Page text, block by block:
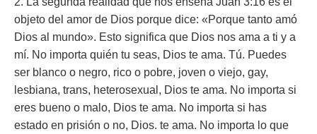
objeto del amor de Dios porque dice: «Porque tanto amó
Dios al mundo». Esto significa que Dios nos ama a ti y a
mí. No importa quién tu seas, Dios te ama. Tú. Puedes
ser blanco o negro, rico o pobre, joven o viejo, gay,
lesbiana, trans, heterosexual, Dios te ama. No importa si
eres bueno o malo, Dios te ama. No importa si has
estado en prisión o no, Dios. te ama. No importa lo que